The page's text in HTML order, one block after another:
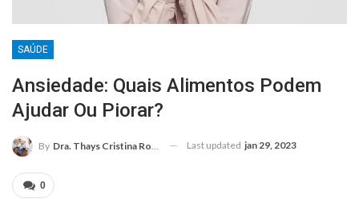
SAÚDE
Ansiedade: Quais Alimentos Podem
Ajudar Ou Piorar?
By Dra. Thays Cristina Rodrigues Last updated jan 29, 2023
0